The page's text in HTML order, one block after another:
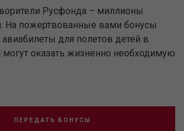
Русфонда – миллионы
На пожертвованные вами бонусы
для полетов детей в
могут оказать жизненно необходимую
ПЕРЕДАТЬ БОНУСЫ